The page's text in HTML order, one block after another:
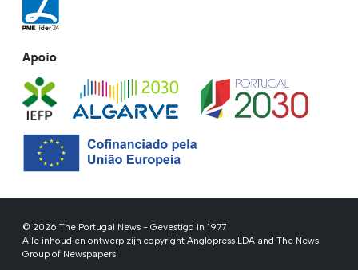
Apoio
© 2026 The Portugal News - Gevestigd in 1977
Alle inhoud en ontwerp zijn copyright Anglopress LDA and The News
Group of Newspapers